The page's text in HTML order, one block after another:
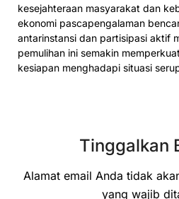
kesejahteraan masyarakat dan
ekonomi pascapengalaman
antarinstansi dan partisipasi aktif
pemulihan ini semakin
kesiapan menghadapi situasi
Tinggalkan
Alamat email Anda tidak
yang wajib